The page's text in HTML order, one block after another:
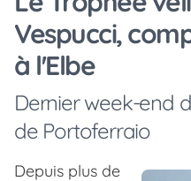
Vespucci,
à l'Elbe
Dernier week-end
de Portoferraio
Depuis plus de